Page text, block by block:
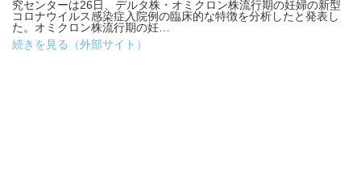
究センターは26日、デルタ株・オミクロン株流行期の妊婦の新型
コロナウイルス感染症入院例の臨床的な特徴を分析したと発表し
た。オミクロン株流行期の妊…
続きを見る（外部サイト）